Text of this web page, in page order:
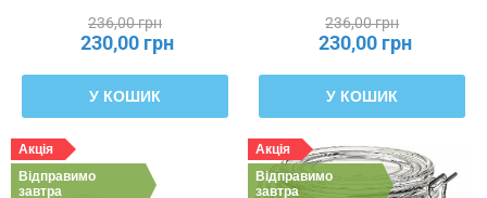
Матеріал
Матеріал
236,00 грн
230,00 грн
У КОШИК
236,00 грн
230,00 грн
У КОШИК
Акція
Відправимо
завтра
Акція
Відправимо
завтра